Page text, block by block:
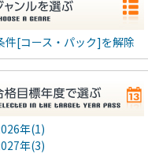
件[コース・パック]を解除
年(1)
年(3)